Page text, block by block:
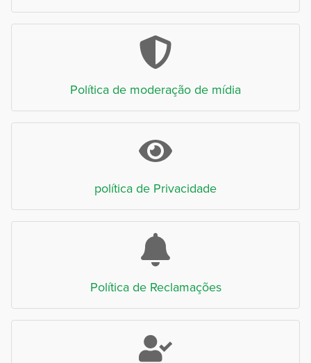
Política de moderação de mídia
política de Privacidade
Política de Reclamações